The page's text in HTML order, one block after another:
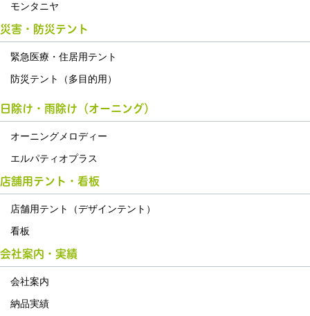
モンタニヤ
災害・防災テント
緊急医療・住居用テント
防災テント（多目的用）
日除け・雨除け（オーニング）
オーニングメロディー
エルパティオプラス
店舗用テント・看板
店舗用テント（デザインテント）
看板
会社案内・実績
会社案内
納品実績